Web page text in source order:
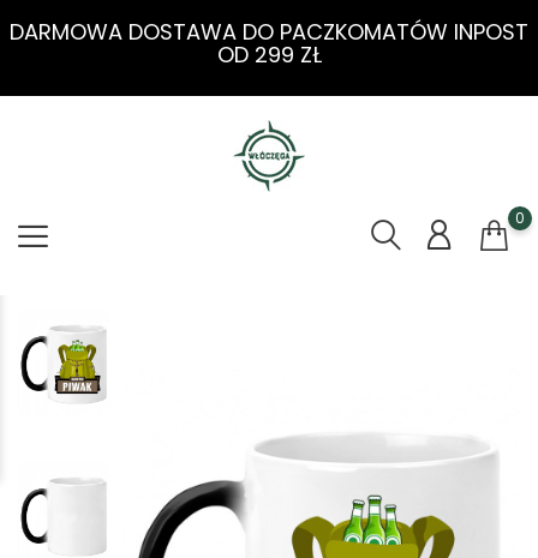
DARMOWA DOSTAWA DO PACZKOMATÓW INPOST
OD 299 ZŁ
0